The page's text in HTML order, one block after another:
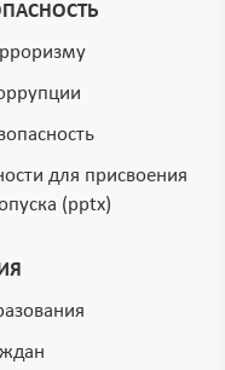
для присвоения
(pptx)